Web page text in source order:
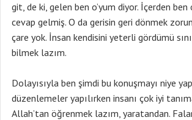
git, de ki, gelen ben o’yum diyor. İçerden
cevap gelmiş. O da gerisin geri dönmek
çare yok. İnsan kendisini yeterli gördümü
bilmek lazım.
Dolayısıyla ben şimdi bu konuşmayı niye
düzenlemeler yapılırken insanı çok iyi
Allah’tan öğrenmek lazım, yaratandan.